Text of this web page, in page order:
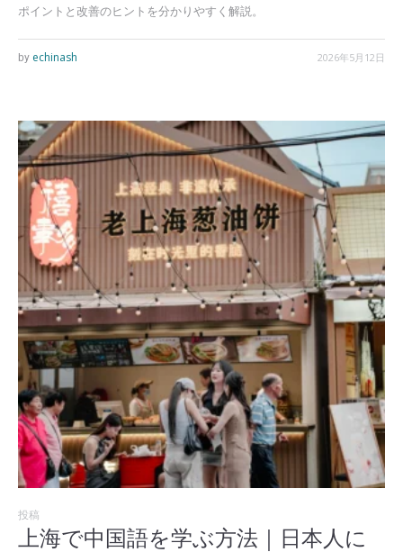
ポイントと改善のヒントを分かりやすく解説。
2026年5月12日
by echinash
投稿
上海で中国語を学ぶ方法｜日本人に